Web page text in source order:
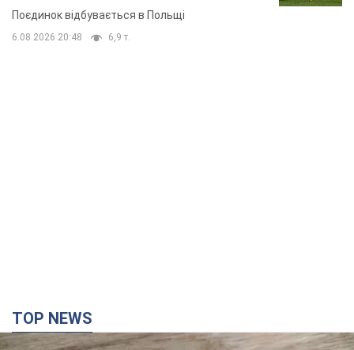
Поєдинок відбувається в Польщі
6.08.2026 20:48 6,9 т.
TOP NEWS